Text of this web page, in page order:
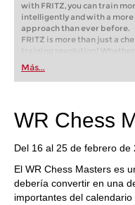
with FRITZ, you can train
intelligently and with a
approach than ever before.
FRITZ is more than just a
training revolution! Whether
first steps into the world of
playing at a tournament
train more efficiently,
Más...
WR Chess
Del 16 al 25 de febrero de
El WR Chess Masters es
debería convertir en una
importantes del